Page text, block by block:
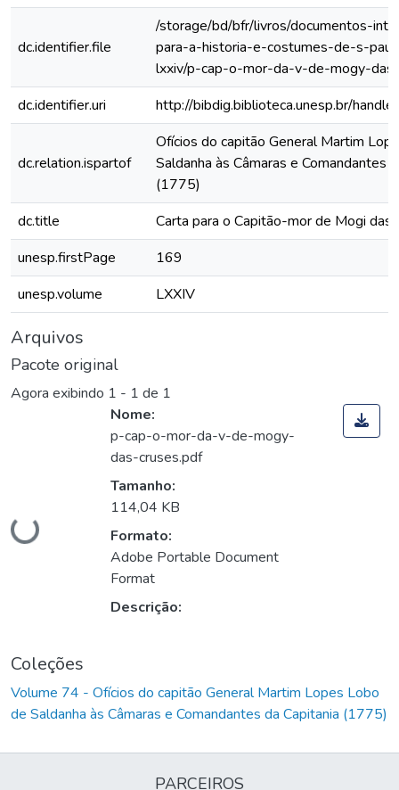
dc.identifier.file
/storage/bd/bfr/livros/documentos-
para-a-historia-e-costumes-de-s-
lxxiv/p-cap-o-mor-da-v-de-mogy-
dc.identifier.uri
http://bibdig.biblioteca.unesp.br/
dc.relation.ispartof
Ofícios do capitão General Martim
Saldanha às Câmaras e Comandantes
(1775)
dc.title
Carta para o Capitão-mor de Mogi das
unesp.firstPage
169
unesp.volume
LXXIV
Arquivos
Pacote original
Agora exibindo 1 - 1 de 1
Carregando...
Nome:
p-cap-o-mor-da-v-de-mogy-
das-cruses.pdf
Tamanho:
114,04 KB
Formato:
Adobe Portable Document
Format
Descrição:
Coleções
Volume 74 - Ofícios do capitão General Martim Lopes Lobo
de Saldanha às Câmaras e Comandantes da Capitania (1775)
PARCEIROS